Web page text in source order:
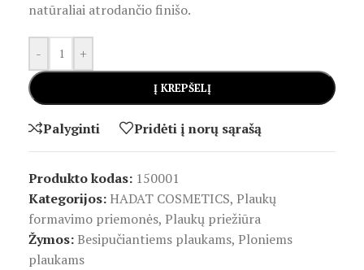
natūraliai atrodančio finišo.
- +
Į KREPŠELĮ
Palyginti Pridėti į norų sąrašą
Produkto kodas: 150001
Kategorijos: HADAT COSMETICS, Plaukų
formavimo priemonės, Plaukų priežiūra
Žymos: Besipučiantiems plaukams, Ploniems
plaukams